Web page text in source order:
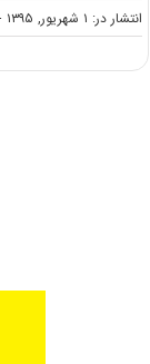
انتشار در: ۱ شهریور, ۱۳۹۵